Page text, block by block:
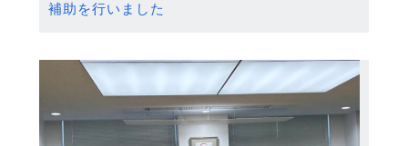
補助を行いました